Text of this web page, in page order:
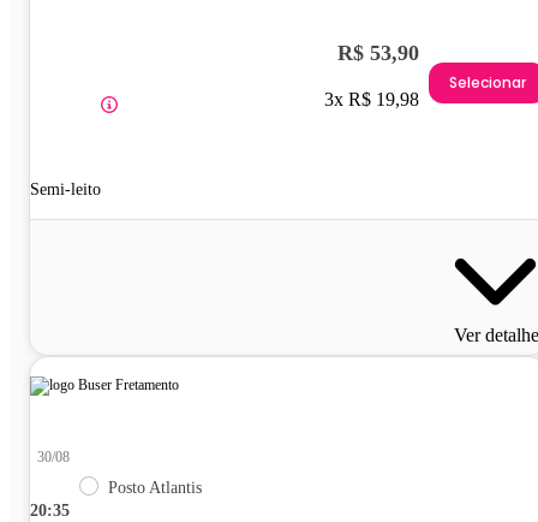
Semi-leito
R$ 53,90
3x R$ 19,98
Selecionar
Ver
20:35
30/08
Posto Atlantis